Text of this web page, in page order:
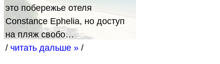
это побережье отеля
Constance Ephelia, но доступ
на пляж свобо…
/ читать дальше » /